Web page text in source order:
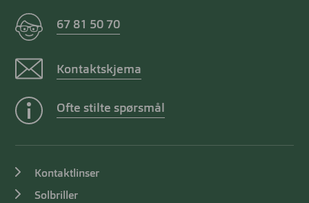
67 81 50 70
Kontaktskjema
Ofte stilte spørsmål
Kontaktlinser
Solbriller